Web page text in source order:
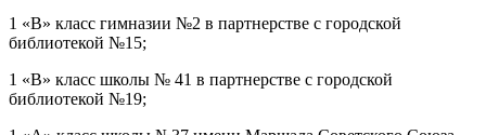
1 «В» класс гимназии №2 в партнерстве с городской
библиотекой №15;
1 «В» класс школы № 41 в партнерстве с городской
библиотекой №19;